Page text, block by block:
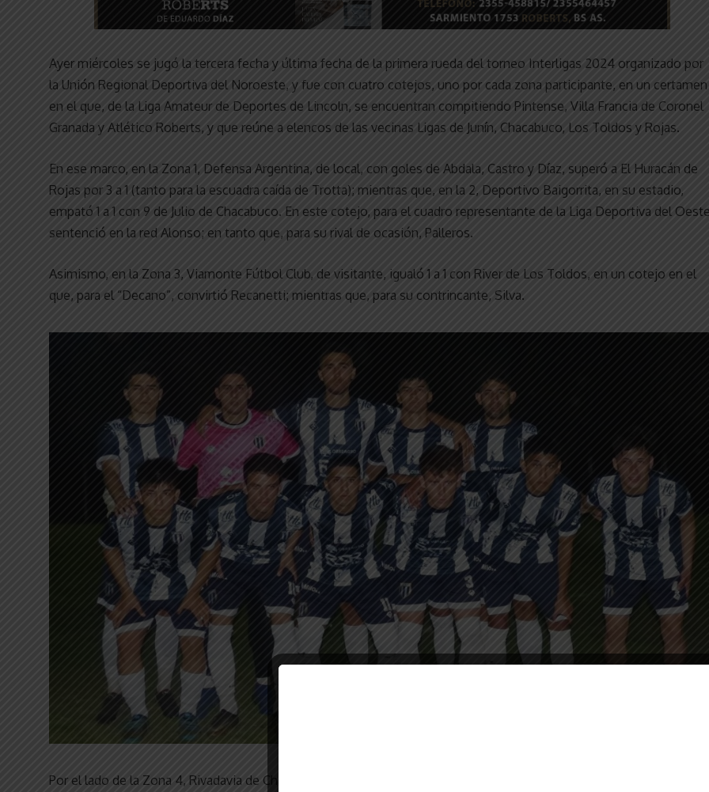
Ayer miércoles se jugó la tercera fecha y última fecha de la primera rueda del torneo Interligas 2024 organizado por
la Unión Regional Deportiva del Noroeste, y fue con cuatro cotejos, uno por cada zona participante, en un certamen
en el que, de la Liga Amateur de Deportes de Lincoln, se encuentran compitiendo Pintense, Villa Francia de Coronel
Granada y Atlético Roberts, y que reúne a elencos de las vecinas Ligas de Junín, Chacabuco, Los Toldos y Rojas.
En ese marco, en la Zona 1, Defensa Argentina, de local, con goles de Abdala, Castro y Díaz, superó a El Huracán de
Rojas por 3 a 1 (tanto para la escuadra caída de Trotta); mientras que, en la 2, Deportivo Baigorrita, en su estadio,
empató 1 a 1 con 9 de Julio de Chacabuco. En este cotejo, para el cuadro representante de la Liga Deportiva del
sentenció en la red Alonso; en tanto que, para su rival de ocasión, Palleros.
Asimismo, en la Zona 3, Viamonte Fútbol Club, de visitante, igualó 1 a 1 con River de Los Toldos, en un cotejo en el
que, para el “Decano”, convirtió Recanetti; mientras que, para su contrincante, Silva.
Por el lado de la Zona 4, Rivadavia de Chacabuco superó, en su casa, al Blanco de Pinto 2 a 1, elenco adherido a la